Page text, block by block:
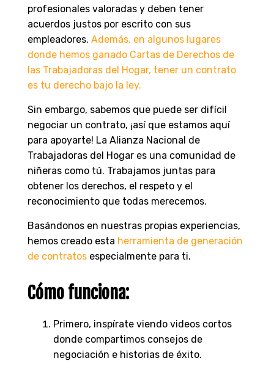
profesionales valoradas y deben tener
acuerdos justos por escrito con sus
empleadores. Además, en algunos lugares
donde hemos ganado Cartas de Derechos de
las Trabajadoras del Hogar, tener un contrato
es tu derecho bajo la ley.
Sin embargo, sabemos que puede ser difícil
negociar un contrato, ¡así que estamos aquí
para apoyarte! La Alianza Nacional de
Trabajadoras del Hogar es una comunidad de
niñeras como tú. Trabajamos juntas para
obtener los derechos, el respeto y el
reconocimiento que todas merecemos.
Basándonos en nuestras propias experiencias,
hemos creado esta herramienta de generación
de contratos especialmente para ti.
Cómo funciona:
Primero, inspírate viendo videos cortos
donde compartimos consejos de
negociación e historias de éxito.